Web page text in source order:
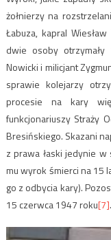
żołnierzy na
Łabuza, kapral
dwie osoby
Nowicki i milicjant
sprawie kolejarzy
procesie na kary
funkcjonariuszy Straży
Bresińskiego. Skazani
z prawa łaski jedynie w
mu wyrok śmierci na 15
go z odbycia kary).
15 czerwca 1947 roku[7].